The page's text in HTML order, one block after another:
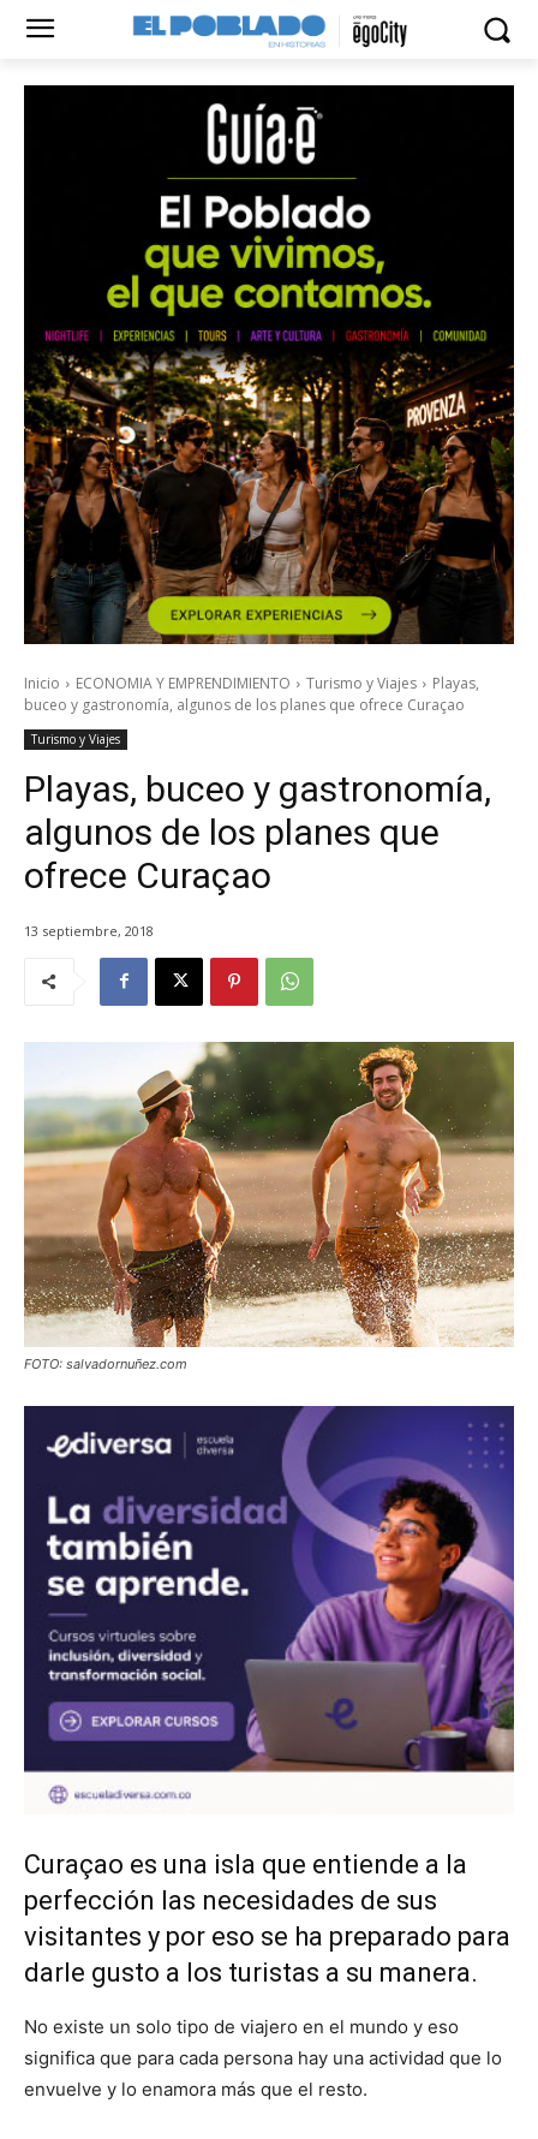
Inicio ECONOMIA Y EMPRENDIMIENTO Turismo y Viajes
Playas,
buceo y gastronomía, algunos de los planes que ofrece Curaçao
Turismo y Viajes
Playas, buceo y gastronomía,
algunos de los planes que
ofrece Curaçao
13 septiembre, 2018
FOTO: salvadornuñez.com
Curaçao es una isla que entiende a la
perfección las necesidades de sus
visitantes y por eso se ha preparado para
darle gusto a los turistas a su manera.
No existe un solo tipo de viajero en el mundo y eso
significa que para cada persona hay una actividad que lo
envuelve y lo enamora más que el resto.